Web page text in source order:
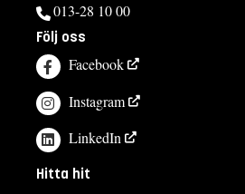
013-28 10 00
Följ oss
Facebook
Instagram
LinkedIn
Hitta hit